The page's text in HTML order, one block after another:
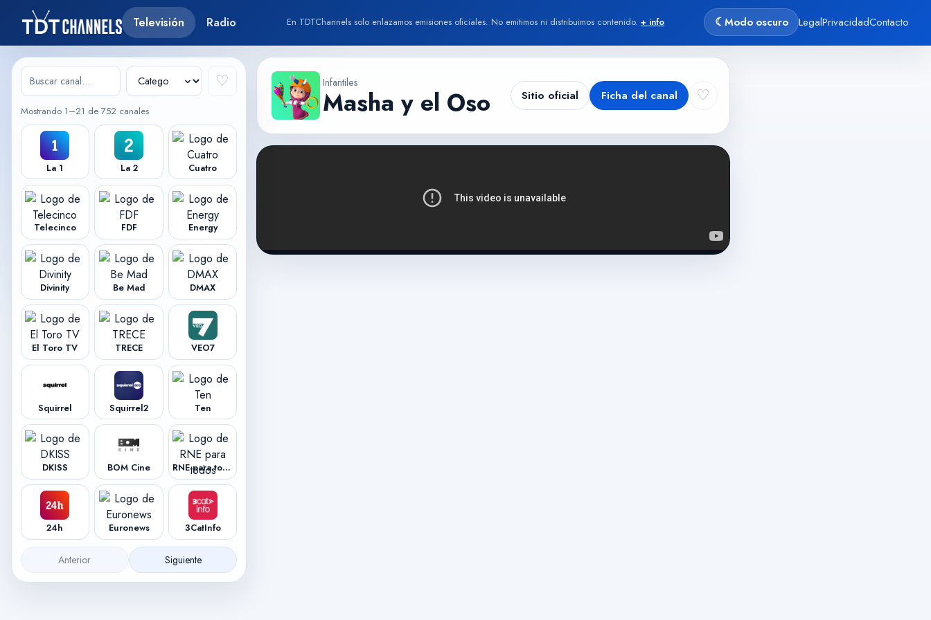
Televisión Radio En TDTChannels solo enlazamos emisiones oficiales. No emitimos ni distribuimos contenido. + info ☾Modo oscuro LegalPrivacidadContacto
♡
Mostrando 1–21 de 752 canales
La 1 La 2 Cuatro
Telecinco FDF Energy
Divinity Be Mad DMAX
El Toro TV TRECE VEO7
Squirrel Squirrel2 Ten
DKISS BOM Cine RNE para todos
24h Euronews 3CatInfo
Anterior Siguiente
Infantiles
Masha y el Oso Sitio oficial Ficha del canal ♡